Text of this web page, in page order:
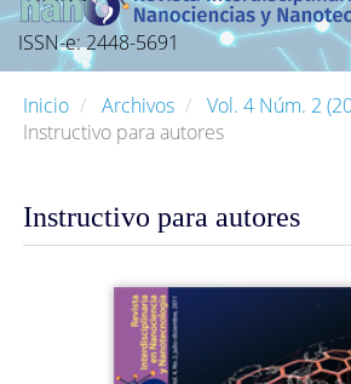
ISSN-e: 2448-5691
Inicio Archivos
Vol. 4 Núm. 2
Instructivo para autores
Instructivo para autores